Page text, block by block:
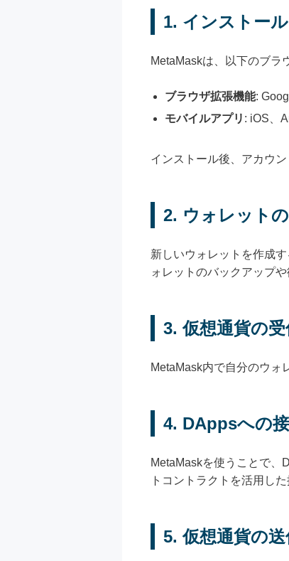
1. インストール
MetaMaskは、以下のブラ
ブラウザ拡張機能:
モバイルアプリ : iOS、
インストール後、アカウ
2. ウォレット
新しいウォレットを作成
ォレットのバックアップ
3.仮想通貨の受
MetaMask内で自分のウォ
4. DAppsへの
MetaMaskを使うことで
トコントラクトを活用した
5.仮想通貨の送